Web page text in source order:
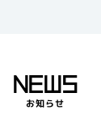
NEWS
お知らせ